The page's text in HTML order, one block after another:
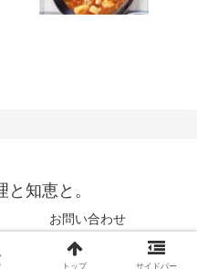
知恵と。
お問い合わせ
理と知恵と。.
トップ サイドバー